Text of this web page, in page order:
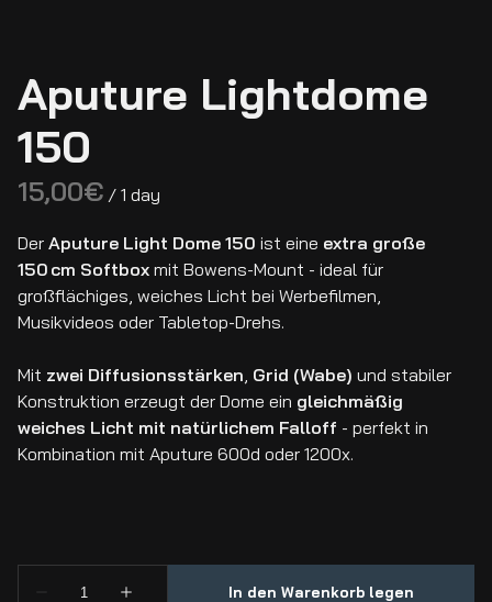
Aputure Lightdome
150
/
Der Aputure Light Dome 150 ist eine extra große
150 cm Softbox mit Bowens-Mount - ideal für
großflächiges, weiches Licht bei Werbefilmen,
Musikvideos oder Tabletop-Drehs.
Mit zwei Diffusionsstärken, Grid (Wabe) und stabiler
Konstruktion erzeugt der Dome ein gleichmäßig
weiches Licht mit natürlichem Falloff - perfekt in
Kombination mit Aputure 600d oder 1200x.